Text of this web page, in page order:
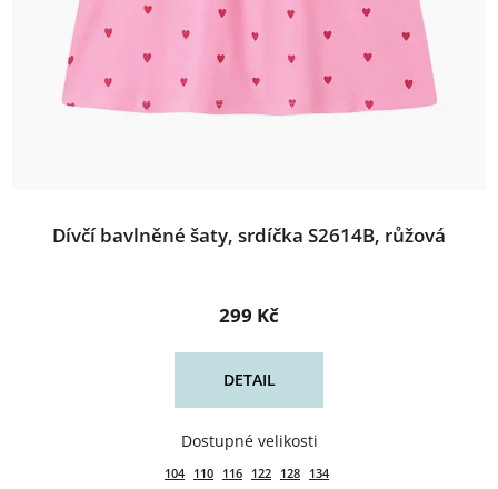
Dívčí bavlněné šaty, srdíčka S2614B, růžová
299 Kč
DETAIL
104 110 116 122 128 134